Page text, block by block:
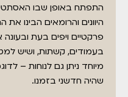
התפתח באופן שבו
היוונים והרומאים הבינו
פרקטיים ויפים בעת
בעמודים, קשתות, ושיש
מיוחד ניתן גם לנוחות –
שהיה חדשני בזמנו.